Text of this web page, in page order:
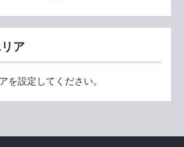
ア
を設定してください。